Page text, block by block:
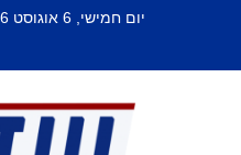
יום חמישי, 6 אוגוסט 2026